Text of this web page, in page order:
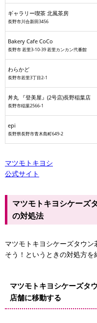
epi
ギャラリー喫茶 北風茶房
長野市川合新田3456
Bakery Cafe CoCo
長野市 若里3-10-39 若里カンカン弐番館
わらかど
長野市若里3丁目2-1
丼丸 『登美屋』(2号店)長野稲葉店
長野市稲葉2566-1
epi
長野県長野市青木島町649-2
マツモトキヨシ
公式サイト
マツモトキヨシケーズ
の対処法
マツモトキヨシケーズタウ
そう！というときの対処方を
マツモトキヨシケーズタ
店舗に移動する